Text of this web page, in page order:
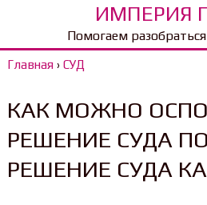
ИМПЕРИЯ
Помогаем
Главная› СУД
КАК МОЖНО
РЕШЕНИЕ СУДА
РЕШЕНИЕ СУДА